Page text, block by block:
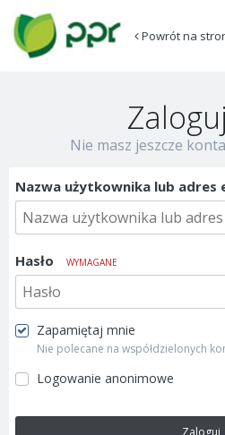
Powrót na
Nie masz jeszcze
Nazwa użytkownika lub adres
Hasło WYMAGANE
Zapamiętaj mnie
Nie polecane na współdzielonych
Logowanie anonimowe
Zaloguj